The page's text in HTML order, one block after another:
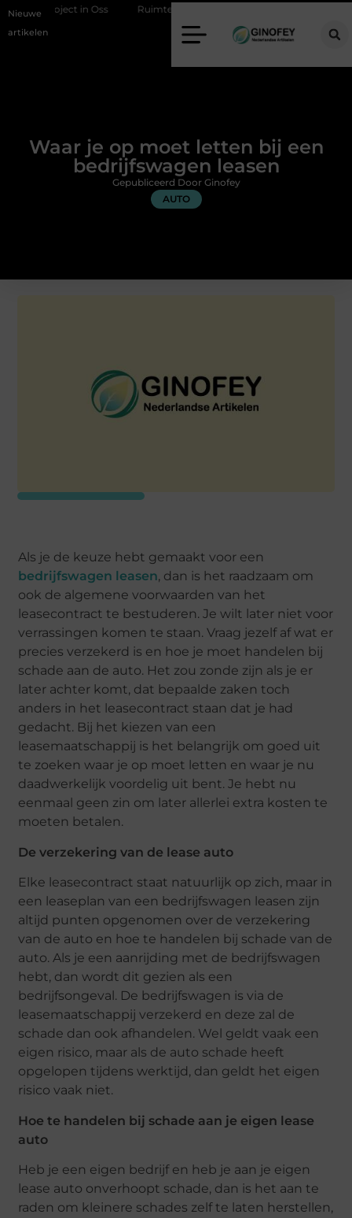
Nieuwe
artikelen
in Oss Ruimte winnen in de slaapkamer met een boxspring
Waar je op moet letten bij een
bedrijfswagen leasen
AUTO
Gepubliceerd Door Ginofey
Als je de keuze hebt gemaakt voor een
bedrijfswagen leasen, dan is het raadzaam om
ook de algemene voorwaarden van het
leasecontract te bestuderen. Je wilt later niet voor
verrassingen komen te staan. Vraag jezelf af wat er
precies verzekerd is en hoe je moet handelen bij
schade aan de auto. Het zou zonde zijn als je er
later achter komt, dat bepaalde zaken toch
anders in het leasecontract staan dat je had
gedacht. Bij het kiezen van een
leasemaatschappij is het belangrijk om goed uit
te zoeken waar je op moet letten en waar je nu
daadwerkelijk voordelig uit bent. Je hebt nu
eenmaal geen zin om later allerlei extra kosten te
moeten betalen.
De verzekering van de lease auto
Elke leasecontract staat natuurlijk op zich, maar in
een leaseplan van een bedrijfswagen leasen zijn
altijd punten opgenomen over de verzekering
van de auto en hoe te handelen bij schade van de
auto. Als je een aanrijding met de bedrijfswagen
hebt, dan wordt dit gezien als een
bedrijfsongeval. De bedrijfswagen is via de
leasemaatschappij verzekerd en deze zal de
schade dan ook afhandelen. Wel geldt vaak een
eigen risico, maar als de auto schade heeft
opgelopen tijdens werktijd, dan geldt het eigen
risico vaak niet.
Hoe te handelen bij schade aan je eigen lease
auto
Heb je een eigen bedrijf en heb je aan je eigen
lease auto onverhoopt schade, dan is het aan te
raden om kleinere schades zelf te laten herstellen,